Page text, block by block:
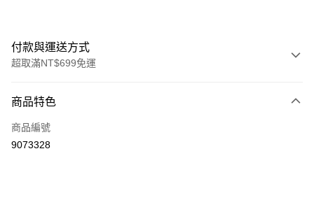
付款與運送方式
超取滿NT$699免運
信用卡一次付款
Apple Pay
商品特色
商品編號
9073328